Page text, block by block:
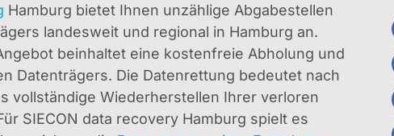
Hamburg bietet Ihnen unzählige Abgabestellen
landesweit und regional in Hamburg an.
beinhaltet eine kostenfreie Abholung und
Datenträgers. Die Datenrettung bedeutet nach
vollständige Wiederherstellen Ihrer verloren
SIECON data recovery Hamburg spielt es